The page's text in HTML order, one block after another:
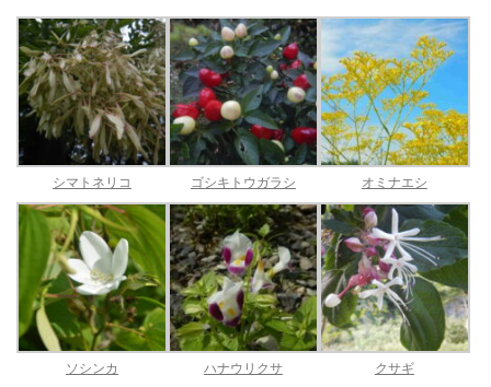
シマトネリコ ゴシキトウガラシ オミナエシ
ソシンカ ハナウリクサ クサギ